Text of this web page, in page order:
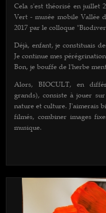
Cela s'est théorisé en juillet
Vert - musée mobile Vallée
2017 par le colloque
Déjà, enfant, je constituais
Je continue mes
Bon, je bouffe de l'herbe
Alors, BIOCULT, en
grands), consiste à jouer
nature et culture. J'aimerais
filmés, combiner images
musique.